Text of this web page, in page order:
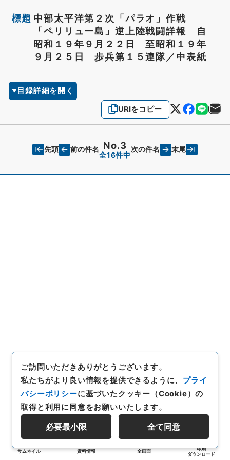
標題 中部太平洋第２次「パラオ」作戦
「ペリリュー島」逆上陸戦闘詳報 自
昭和１９年９月２２日 至昭和１９年
９月２５日 歩兵第１５連隊／中表紙
目録詳細を開く
URIをコピー
先頭 前の件名 No.3
全16件中
次の件名 末尾
サムネイル 資料情報 全画面
印刷
ダウンロード
ご訪問いただきありがとうございます。
私たちがより良い情報を提供できるように、 プライ
バシーポリシーに基づいたクッキー（Cookie）の
取得と利用に同意をお願いいたします。
必要最小限 全て同意